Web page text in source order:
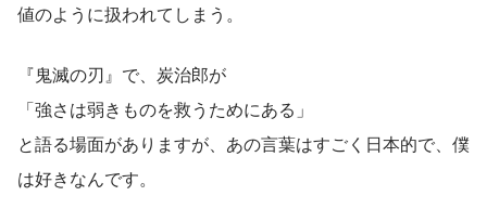
値のように扱われてしまう。
『鬼滅の刃』で、炭治郎が
「強さは弱きものを救うためにある」
と語る場面がありますが、あの言葉はすごく日本的で、僕
は好きなんです。